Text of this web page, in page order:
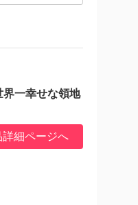
一幸せな領地
詳細ページへ